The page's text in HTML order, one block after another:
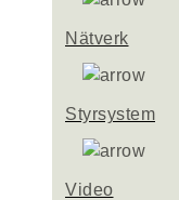
Nätverk
Styrsystem
Video